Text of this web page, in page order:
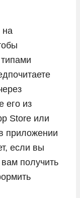
на
его из
Store или
приложении
если вы
получить